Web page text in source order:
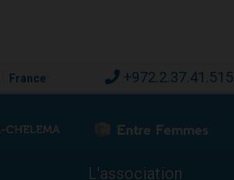
France +972.2.37.41.515
L'association